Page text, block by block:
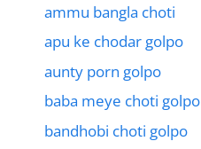
ammu bangla choti
apu ke chodar golpo
aunty porn golpo
baba meye choti golpo
bandhobi choti golpo